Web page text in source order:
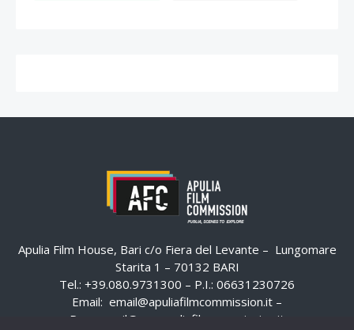
Apulia Film House, Bari c/o Fiera del Levante – Lungomare
Starita 1 – 70132 BARI
Tel.: +39.080.9731300 – P.I.: 06631230726
Email: email@apuliafilmcommission.it –
Pec:
email@pec.apuliafilmcommission.it